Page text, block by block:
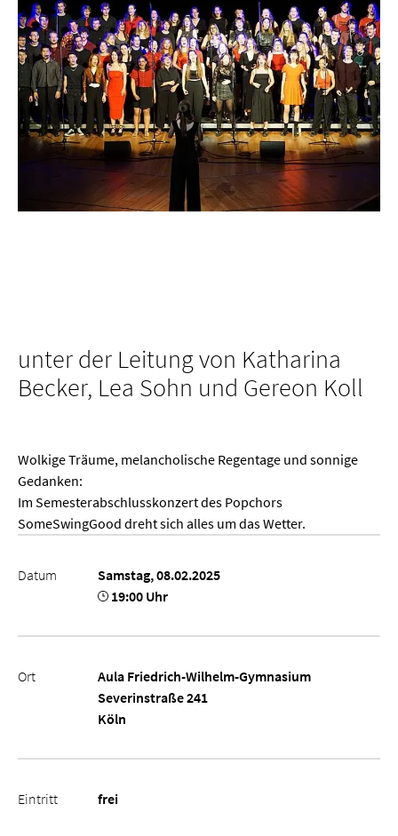
unter der Leitung von Katharina
Becker, Lea Sohn und Gereon Koll
Wolkige Träume, melancholische Regentage und sonnige
Gedanken:
Im Semesterabschlusskonzert des Popchors
SomeSwingGood dreht sich alles um das Wetter.
Datum
Samstag, 08.02.2025
19:00 Uhr
Ort
Aula Friedrich-Wilhelm-Gymnasium
Severinstraße 241
Köln
Eintritt frei